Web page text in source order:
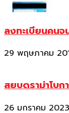
ลงทะเบียนคน
29 พฤษภาคม
สยบดราม่าโบ
26 มกราคม 2023